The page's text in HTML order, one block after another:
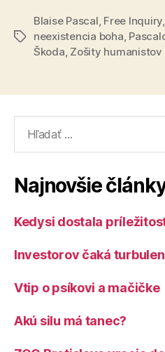
Značky
Blaise Pascal Free Inquiry
neexistencia boha
Škoda Zošity humanistov
Najnovšie
Kedysi dostala
Investorov čaká
Vtip o psíkovi a mačičke
Akú silu má tanec?